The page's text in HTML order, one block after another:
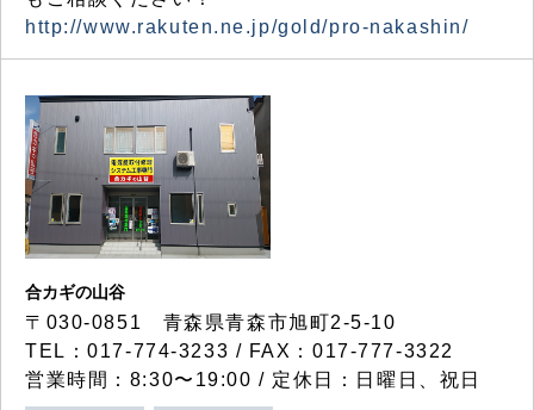
http://www.rakuten.ne.jp/gold/pro-nakashin/
合カギの山谷
〒030-0851 青森県青森市旭町2-5-10
TEL：017-774-3233 / FAX：017-777-3322
営業時間：8:30〜19:00 / 定休日：日曜日、祝日